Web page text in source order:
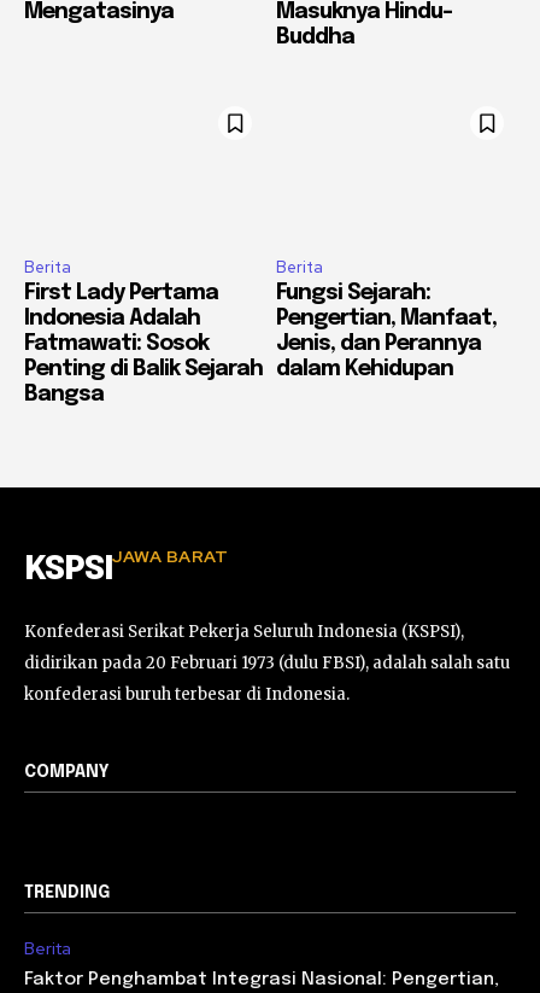
Mengatasinya
Masuknya Hindu-
Buddha
Berita
First Lady Pertama
Indonesia Adalah
Fatmawati: Sosok
Penting di Balik Sejarah
Bangsa
Berita
Fungsi Sejarah:
Pengertian, Manfaat,
Jenis, dan Perannya
dalam Kehidupan
KSPSI JAWA BARAT
Konfederasi Serikat Pekerja Seluruh Indonesia (KSPSI),
didirikan pada 20 Februari 1973 (dulu FBSI), adalah salah satu
konfederasi buruh terbesar di Indonesia.
COMPANY
TRENDING
Berita
Faktor Penghambat Integrasi Nasional: Pengertian,